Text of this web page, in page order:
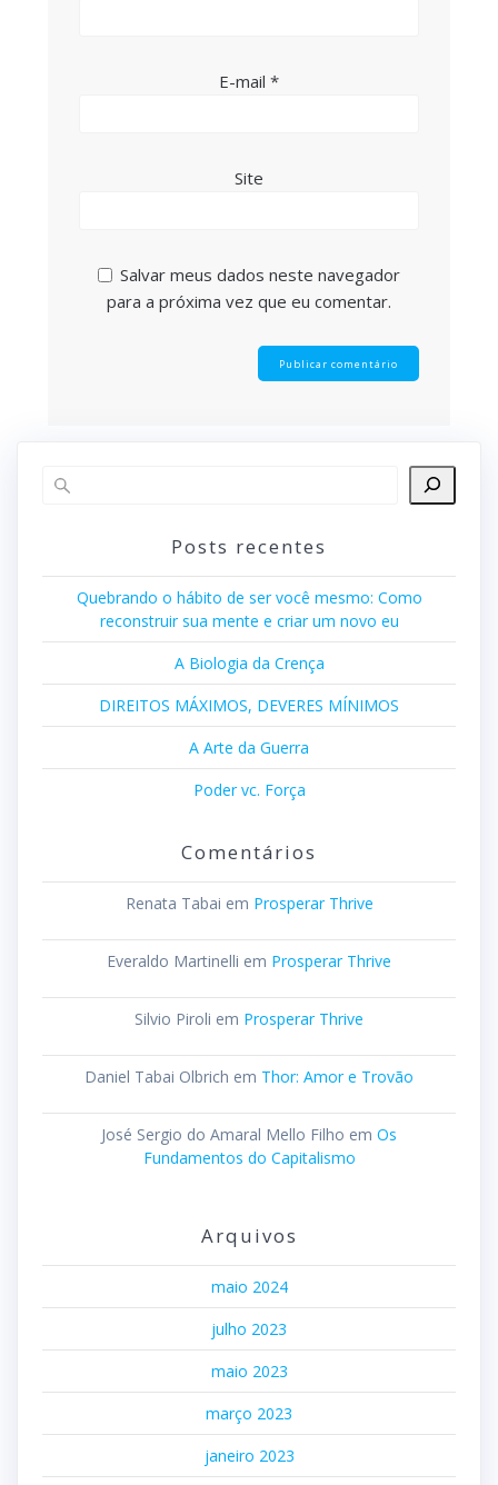
E-mail *
Site
Salvar meus dados neste navegador
para a próxima vez que eu comentar.
Posts recentes
Quebrando o hábito de ser você mesmo: Como
reconstruir sua mente e criar um novo eu
A Biologia da Crença
DIREITOS MÁXIMOS, DEVERES MÍNIMOS
A Arte da Guerra
Poder vc. Força
Comentários
Renata Tabai em Prosperar Thrive
Everaldo Martinelli em Prosperar Thrive
Silvio Piroli em Prosperar Thrive
Daniel Tabai Olbrich em Thor: Amor e Trovão
José Sergio do Amaral Mello Filho em Os
Fundamentos do Capitalismo
Arquivos
maio 2024
julho 2023
maio 2023
março 2023
janeiro 2023